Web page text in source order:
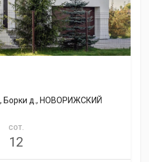
Борки д., НОВОРИЖСКИЙ
СОТ.
12